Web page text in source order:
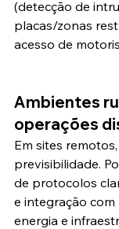
(detecção de
placas/zonas
acesso de
Ambientes
operações
Em sites
previsibilidade.
de protocolos
e integração
energia e